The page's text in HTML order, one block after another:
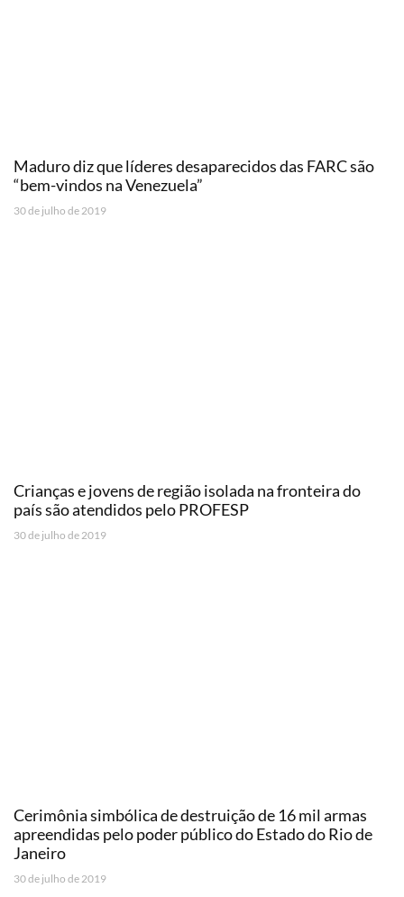
Maduro diz que líderes desaparecidos das FARC são
“bem-vindos na Venezuela”
30 de julho de 2019
Crianças e jovens de região isolada na fronteira do
país são atendidos pelo PROFESP
30 de julho de 2019
Cerimônia simbólica de destruição de 16 mil armas
apreendidas pelo poder público do Estado do Rio de
Janeiro
30 de julho de 2019